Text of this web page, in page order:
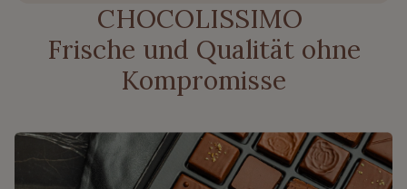
CHOCOLISSIMO
Frische und Qualität ohne
Kompromisse